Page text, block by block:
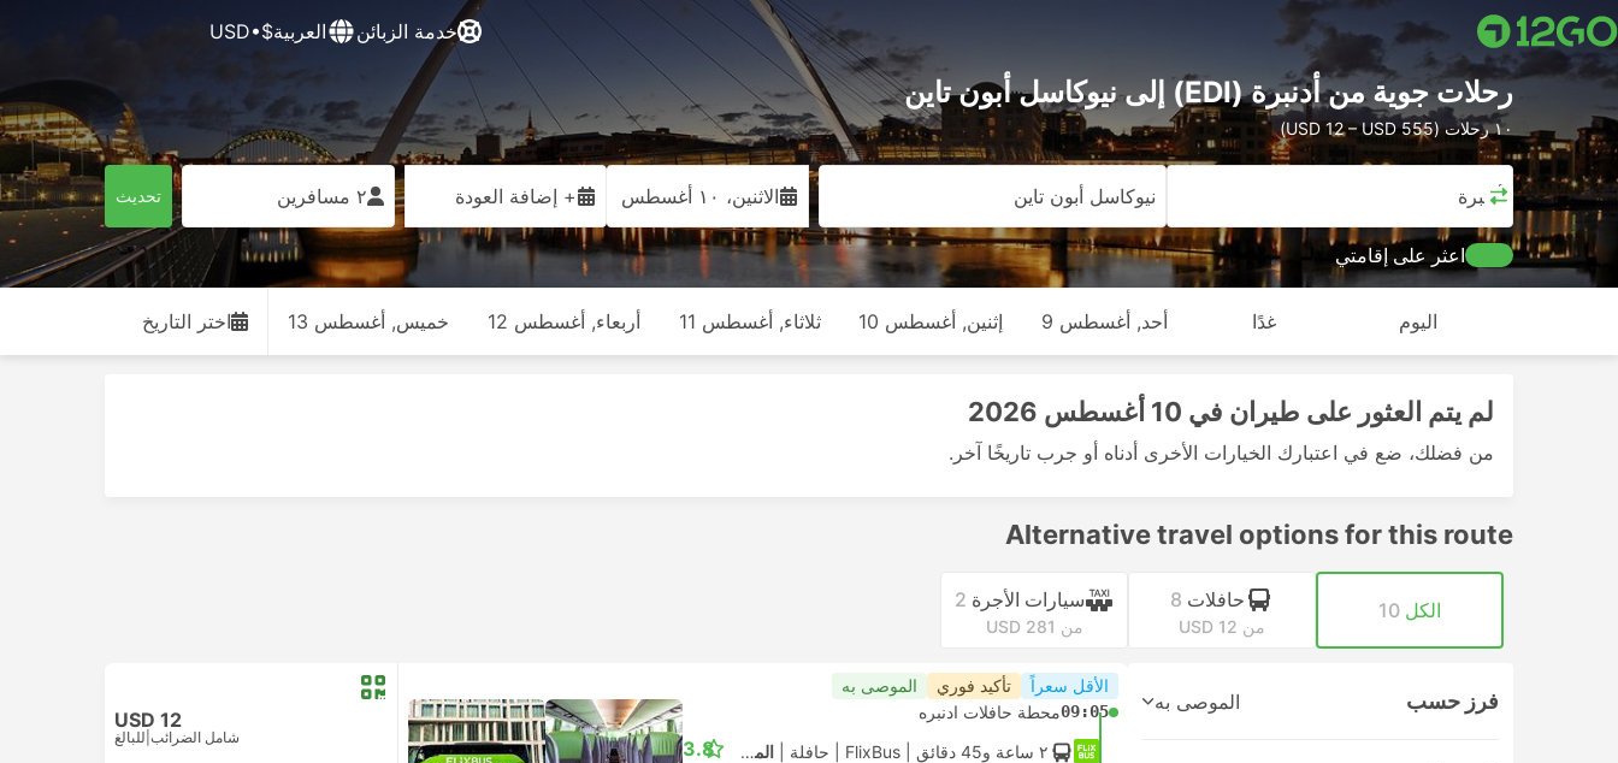
خدمة الزبائن العربية$•USD
رحلات جوية من أدنبرة (EDI) إلى نيوكاسل أبون تاين
١٠ رحلات (USD 12 – USD 555)
أدنبرة نيوكاسل أبون تاين الاثنين، ١٠ أغسطس + إضافة العودة ٢ مسافرين تحديث
اعثر على إقامتي
اليوم غدًا أحد, أغسطس 9 إثنين, أغسطس 10 ثلاثاء, أغسطس 11 أربعاء, أغسطس 12 خميس, أغسطس 13 اختر التاريخ
لم يتم العثور على طيران في 10 أغسطس 2026
من فضلك، ضع في اعتبارك الخيارات الأخرى أدناه أو جرب تاريخًا آخر.
Alternative travel options for this route
الكل 10 حافلات 8
من USD 12
سيارات الأجرة 2
من USD 281
فرز حسب الموصى به
الأقل سعراً تأكيد فوري الموصى به
09:05محطة حافلات ادنبره
٢ ساعة و‫45 دقائق
حافلة المعيار 3.8
USD 12
شامل الضرائب للبالغ